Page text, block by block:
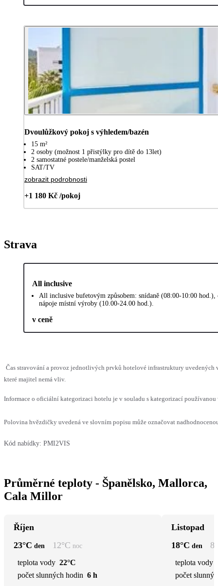
Dvoulůžkový pokoj s výhledem/bazén
15 m²
2 osoby (možnost 1 přistýlky pro dítě do 13let)
2 samostatné postele/manželská postel
SAT/TV
zobrazit podrobnosti
+1 180 Kč /pokoj
Strava
All inclusive
All inclusive bufetovým způsobem: snídaně (08:00-10:00
nápoje místní výroby (10.00-24.00 hod.).
v ceně
Čas stravování a provoz jednotlivých prvků hotelové infrastruktury uvedených
které majitel nemá vliv.
Informace o oficiální kategorizaci hotelu je v souladu s kategorizací
Polovina hvězdičky uvedená ve slovním popisu může označovat
Kód nabídky: PMI2VIS
Průměrné teploty - Španělsko, Mallorca,
Cala Millor
Říjen
23°C den 12°C noc
teplota vody 22°C
počet slunných hodin 6 h
Listopad
18°C den 8
teplota vody
počet